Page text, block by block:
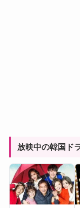
放映中の韓国ド